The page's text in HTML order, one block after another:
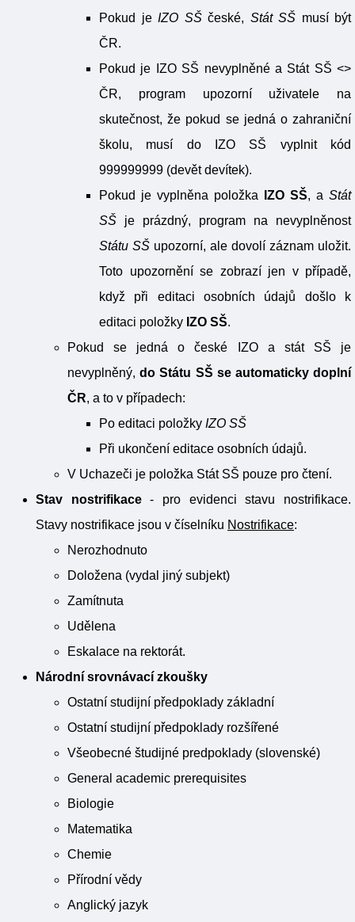
Pokud je IZO SŠčeské, Stát SŠ musí být
ČR.
Pokud je IZO SŠ nevyplněné a Stát SŠ <>
ČR, program upozorní uživatele na
skutečnost, že pokud se jedná o zahraniční
školu, musí do IZO SŠ vyplnit kód
999999999 (devět devítek).
Pokud je vyplněna položka
IZO SŠ, a Stát
SŠ je prázdný, program na nevyplněnost
Státu SŠ upozorní, ale dovolí záznam uložit.
Toto upozornění se zobrazí jen v případě,
když při editaci osobních údajů došlo k
editaci položky IZO SŠ.
Pokud se jedná o české IZO a stát SŠ je
nevyplněný,do Státu SŠ se automaticky doplní
ČR, a to v případech:
Po editaci položky IZO SŠ
Při ukončení editace osobních údajů.
V Uchazeči je položka Stát SŠ pouze pro čtení.
Stav nostrifikace- pro evidenci stavu nostrifikace.
Stavy nostrifikace jsou v číselníku Nostrifikace:
Nerozhodnuto
Doložena (vydal jiný subjekt)
Zamítnuta
Udělena
Eskalace na rektorát.
Národní srovnávací zkoušky
Ostatní studijní předpoklady základní
Ostatní studijní předpoklady rozšířené
Všeobecné študijné predpoklady (slovenské)
General academic prerequisites
Biologie
Matematika
Chemie
Přírodní vědy
Anglický jazyk